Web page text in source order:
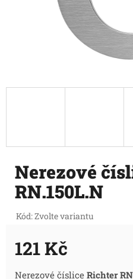
Nerezové
RN.150L.N
Kód:Zvolte variantu
121 Kč
Nerezové číslice Richter